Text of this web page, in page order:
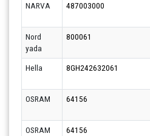
NARVA 487003000
Nord
yada
800061
Hella 8GH242632061
OSRAM 64156
OSRAM
64156